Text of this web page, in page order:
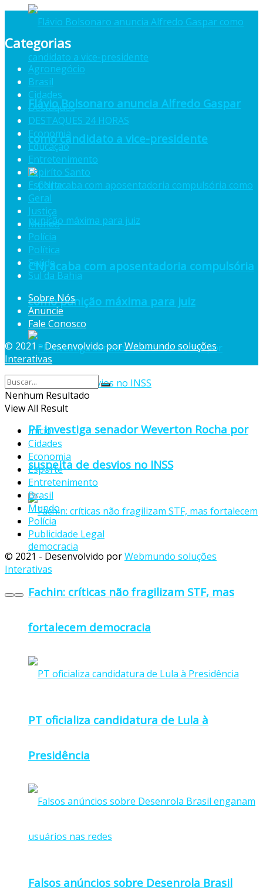
Flávio Bolsonaro anuncia Alfredo Gaspar
como candidato a vice-presidente
CNJ acaba com aposentadoria compulsória
como punição máxima para juiz
PF investiga senador Weverton Rocha por
suspeita de desvios no INSS
Fachin: críticas não fragilizam STF, mas
fortalecem democracia
PT oficializa candidatura de Lula à
Presidência
Falsos anúncios sobre Desenrola Brasil
Categorias
Agronegócio
Brasil
Cidades
Destaques
DESTAQUES 24 HORAS
Economia
Educação
Entretenimento
Espiríto Santo
Esporte
Geral
Justiça
Mundo
Polícia
Política
Saúde
Sul da Bahia
Sobre Nós
Anuncie
Fale Conosco
© 2021 - Desenvolvido porWebmundo soluções
Interativas
Nenhum Resultado
View All Result
Início
Cidades
Economia
Esporte
Entretenimento
Brasil
Mundo
Polícia
Publicidade Legal
© 2021 - Desenvolvido porWebmundo soluções
Interativas